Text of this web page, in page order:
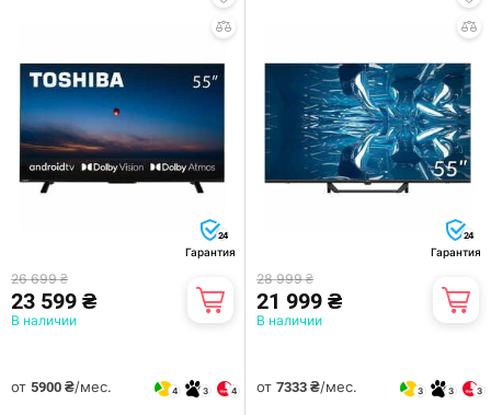
24
Гарантия
26 699 ₴
23 599 ₴
В наличии
от 5900 ₴/мес. 4 3 4
24
Гарантия
28 999 ₴
21 999 ₴
В наличии
от 7333 ₴/мес. 3 3 3